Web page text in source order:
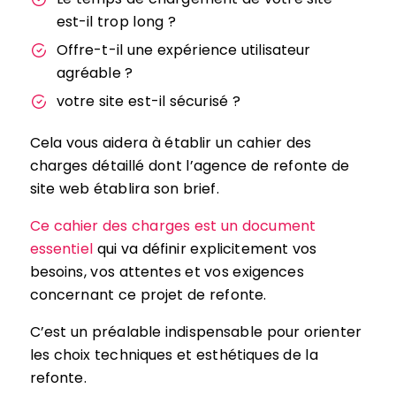
est-il trop long ?
Offre-t-il une expérience utilisateur
agréable ?
votre site est-il sécurisé ?
Cela vous aidera à établir un cahier des
charges détaillé dont l’agence de refonte de
site web établira son brief.
Ce cahier des charges est un document
essentielqui va définir explicitement vos
besoins, vos attentes et vos exigences
concernant ce projet de refonte.
C’est un préalable indispensable pour orienter
les choix techniques et esthétiques de la
refonte.